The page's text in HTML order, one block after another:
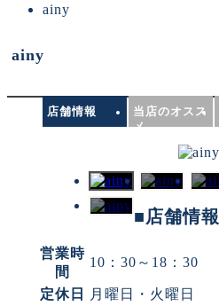
ainy
ainy
店舗情報
当店のオスス
メ
■店舗情報
営業時
間
10：30～18：30
定休日 月曜日・火曜日